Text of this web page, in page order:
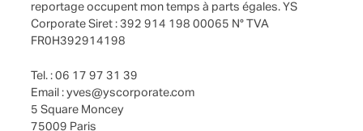
reportage occupent mon temps à parts égales. YS
Corporate Siret : 392 914 198 00065 N° TVA
FR0H392914198
Tel. : 06 17 97 31 39
Email : yves@yscorporate.com
5 Square Moncey
75009 Paris